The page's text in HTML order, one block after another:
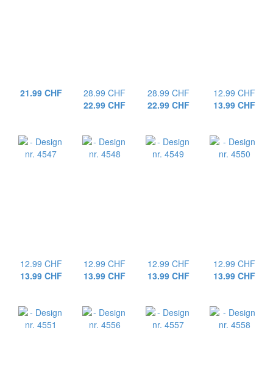
21.99 CHF
28.99 CHF
22.99 CHF
28.99 CHF
22.99 CHF
12.99 CHF
13.99 CHF
12.99 CHF
13.99 CHF
12.99 CHF
13.99 CHF
12.99 CHF
13.99 CHF
12.99 CHF
13.99 CHF